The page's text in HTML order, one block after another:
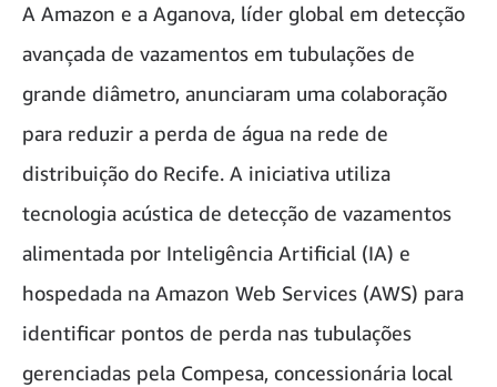
A Amazon e a Aganova, líder global em detecção
avançada de vazamentos em tubulações de
grande diâmetro, anunciaram uma colaboração
para reduzir a perda de água na rede de
distribuição do Recife. A iniciativa utiliza
tecnologia acústica de detecção de vazamentos
alimentada por Inteligência Artificial (IA) e
hospedada na Amazon Web Services (AWS) para
identificar pontos de perda nas tubulações
gerenciadas pela Compesa, concessionária local